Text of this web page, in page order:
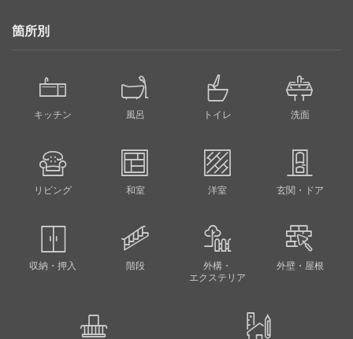
箇所別
キッチン 風呂 トイレ 洗面
リビング 和室 洋室 玄関・ドア
収納・押入 階段
外構・
エクステリア
外壁・屋根